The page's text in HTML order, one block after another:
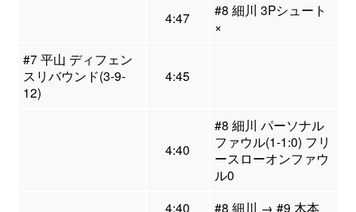
4:47
#8 細川 3Pシュート
×
#7 平山 ディフェン
スリバウンド(3-9-
12)
4:45
4:40
#8 細川 パーソナル
ファウル(1-1:0) フリ
ースローオンファウ
ル0
4:40
#8 細川 → #9 木本